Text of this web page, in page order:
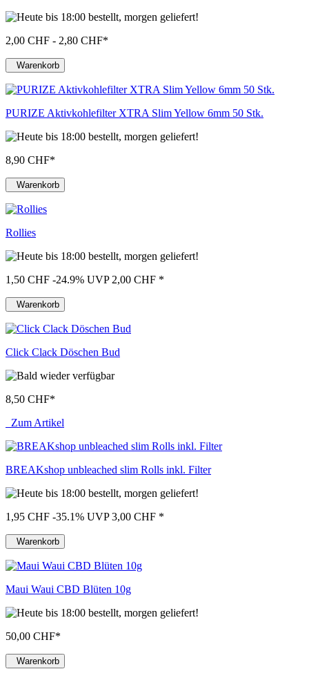
2,00 CHF - 2,80 CHF*
Warenkorb
PURIZE Aktivkohlefilter XTRA Slim Yellow 6mm 50 Stk.
8,90 CHF*
Warenkorb
Rollies
1,50 CHF -24.9% UVP 2,00 CHF *
Warenkorb
Click Clack Döschen Bud
8,50 CHF*
Zum Artikel
BREAKshop unbleached slim Rolls inkl. Filter
1,95 CHF -35.1% UVP 3,00 CHF *
Warenkorb
Maui Waui CBD Blüten 10g
50,00 CHF*
Warenkorb